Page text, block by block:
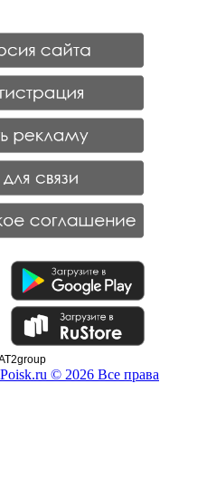
© 2026 Все права